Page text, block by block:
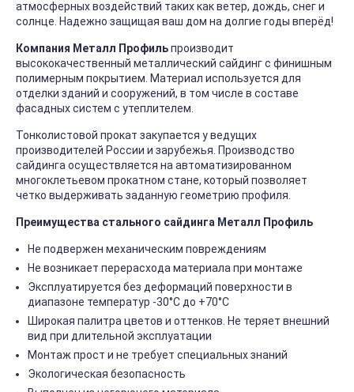
атмосферных воздействий таких как ветер, дождь, снег и
солнце. Надежно защищая ваш дом на долгие годы вперёд!
Компания Металл Профильпроизводит
высококачественный металлический сайдинг с финишным
полимерным покрытием. Материал используется для
отделки зданий и сооружений, в том числе в составе
фасадных систем с утеплителем.
Тонколистовой прокат закупается у ведущих
производителей России и зарубежья. Производство
сайдинга осуществляется на автоматизированном
многоклетьевом прокатном стане, который позволяет
четко выдерживать заданную геометрию профиля.
Преимущества стального сайдинга Металл Профиль
Не подвержен механическим повреждениям
Не возникает перерасхода материала при монтаже
Эксплуатируется без деформаций поверхности в
диапазоне температур -30°C до +70°C
Широкая палитра цветов и оттенков. Не теряет внешний
вид при длительной эксплуатации
Монтаж прост и не требует специальных знаний
Экологическая безопасность